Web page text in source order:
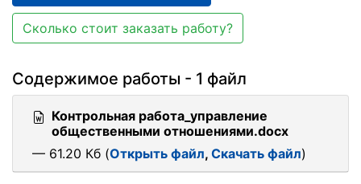
Сколько стоит заказать работу?
Содержимое работы - 1 файл
Контрольная работа_управление
общественными отношениями.docx
— 61.20 Кб (Открыть файл, Скачать файл)